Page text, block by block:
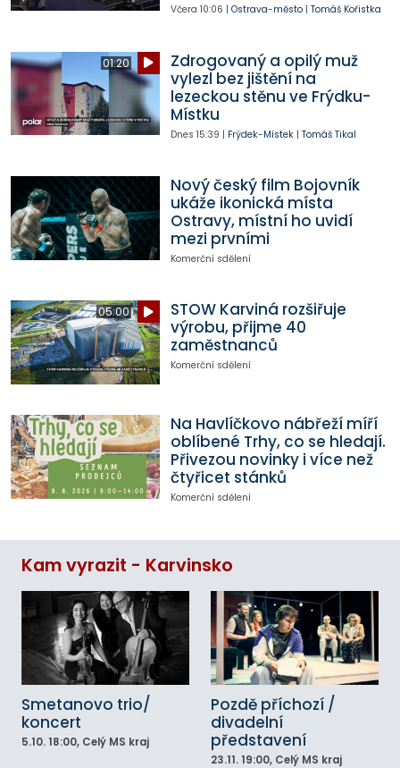
Včera 10:06 | Ostrava-město| Tomáš Kořistka
01:20
Zdrogovaný a opilý muž
vylezl bez jištění na
lezeckou stěnu ve Frýdku-
Místku
Dnes 15:39 | Frýdek-Místek| Tomáš Tikal
Nový český film Bojovník
ukáže ikonická místa
Ostravy, místní ho uvidí
mezi prvními
Komerční sdělení
05:00
STOW Karviná rozšiřuje
výrobu, přijme 40
zaměstnanců
Komerční sdělení
Na Havlíčkovo nábřeží míří
oblíbené Trhy, co se hledají.
Přivezou novinky i více než
čtyřicet stánků
Komerční sdělení
Kam vyrazit - Karvinsko
Smetanovo trio/
koncert
5.10. 18:00, Celý MS kraj
Pozdě příchozí /
divadelní
představení
23.11. 19:00, Celý MS kraj